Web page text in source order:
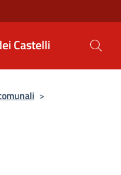
Castelli
>